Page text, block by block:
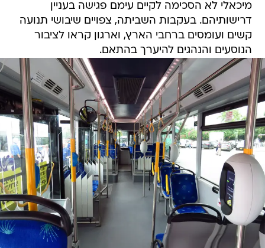
מיכאלי לא הסכימה לקיים עימם פגישה בעניין
דרישותיהם. בעקבות השביתה, צפויים שיבושי תנועה
קשים ועומסים ברחבי הארץ, וארגון קראו לציבור
הנוסעים והנהגים להיערך בהתאם.